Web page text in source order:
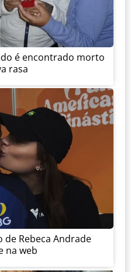
é encontrado morto
rasa
de Rebeca Andrade
na web